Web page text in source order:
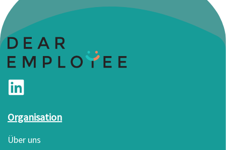
Organisation
Über uns